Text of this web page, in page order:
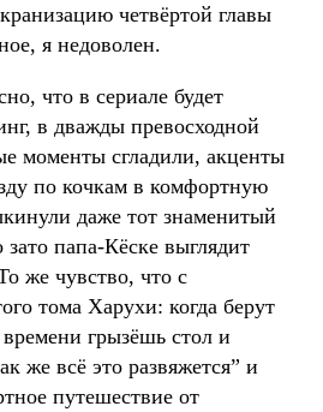
четвёртой главы
я недоволен.
что в сериале будет
в дважды превосходной
моменты сгладили, акценты
по кочкам в комфортную
даже тот знаменитый
папа-Кёске выглядит
же чувство, что с
тома Харухи: когда берут
грызёшь стол и
же всё это развяжется” и
путешествие от